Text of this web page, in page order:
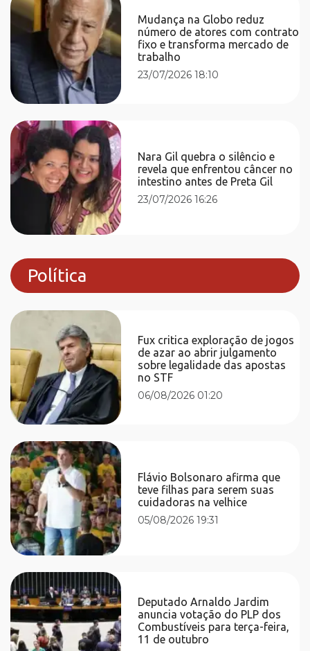
Mudança na Globo reduz
número de atores com contrato
fixo e transforma mercado de
trabalho
23/07/2026 18:10
Nara Gil quebra o silêncio e
revela que enfrentou câncer no
intestino antes de Preta Gil
23/07/2026 16:26
Política
Fux critica exploração de jogos
de azar ao abrir julgamento
sobre legalidade das apostas
no STF
06/08/2026 01:20
Flávio Bolsonaro afirma que
teve filhas para serem suas
cuidadoras na velhice
05/08/2026 19:31
Deputado Arnaldo Jardim
anuncia votação do PLP dos
Combustíveis para terça-feira,
11 de outubro